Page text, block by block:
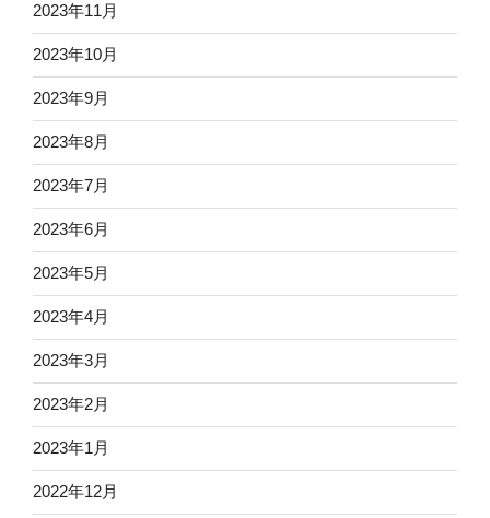
2023年11月
2023年10月
2023年9月
2023年8月
2023年7月
2023年6月
2023年5月
2023年4月
2023年3月
2023年2月
2023年1月
2022年12月